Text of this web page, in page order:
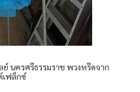
นครศรีธรรมราช พวงหรีดจาก
เฟล็กซ์